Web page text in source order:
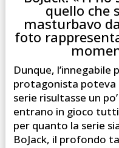
quello che
masturbavo
foto
Dunque,
protagonista poteva
serie risultasse un
entrano in gioco
per quanto la serie
BoJack, il profondo